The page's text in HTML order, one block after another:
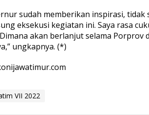
sudah memberikan inspirasi, tidak
eksekusi kegiatan ini. Saya rasa
akan berlanjut selama Porprov
ungkapnya. (*)
VII 2022